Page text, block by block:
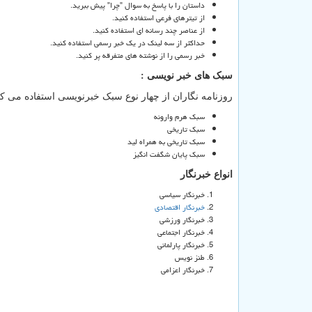
داستان را با پاسخ به سوال "چرا" پیش ببرید.
از تیترهای فرعی استفاده کنید.
از عناصر چند رسانه ای استفاده کنید.
حداکثر از سه لینک در یک خبر رسمی استفاده کنید.
خبر رسمی را از نوشته های متفرقه پر کنید.
سبک های خبر نویسی :
روزنامه نگاران از چهار نوع سبک خبرنویسی استفاده می
سبک هرم وارونه
سبک تاریخی
سبک تاریخی به همراه لید
سبک پایان شگفت انگیز
انواع خبرنگار
خبرنگار سیاسی
خبرنگار اقتصادی
خبرنگار ورزشی
خبرنگار اجتماعی
خبرنگار پارلمانی
طنز نویس
خبرنگار اعزامی